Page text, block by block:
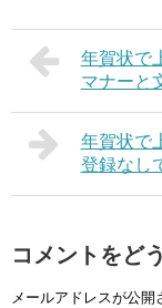
年賀状で
マナーと
年賀状で
登録なし
コメントをど
メールアドレスが公開